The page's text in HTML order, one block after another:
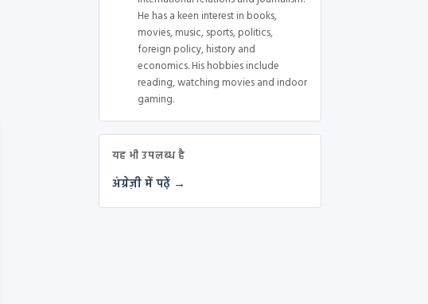
He has a keen interest in books,
movies, music, sports, politics,
foreign policy, history and
economics. His hobbies include
reading, watching movies and indoor
gaming.
यह भी उपलब्ध है
अंग्रेज़ी में पढ़ें →